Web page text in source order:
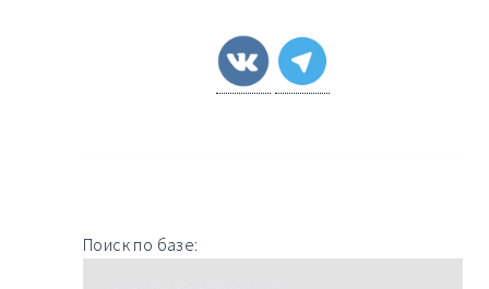
Поиск по базе: